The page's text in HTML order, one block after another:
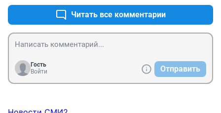
Читать все комментарии
Гость
Войти
Отправить